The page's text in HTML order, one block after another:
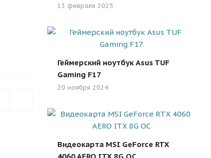
13 февраля 2025
Геймерский ноутбук Asus TUF
Gaming F17
20 ноября 2024
Видеокарта MSI GeForce RTX